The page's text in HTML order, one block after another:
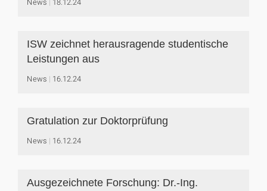
ISW zeichnet herausragende studentische
Leistungen aus
News 16.12.24
Gratulation zur Doktorprüfung
News 16.12.24
Ausgezeichnete Forschung: Dr.-Ing.